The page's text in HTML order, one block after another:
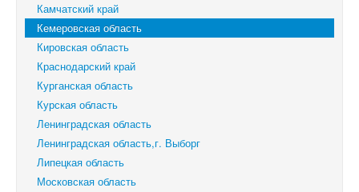
Камчатский край
Кемеровская область
Кировская область
Краснодарский край
Курганская область
Курская область
Ленинградская область
Ленинградская область,г. Выборг
Липецкая область
Московская область